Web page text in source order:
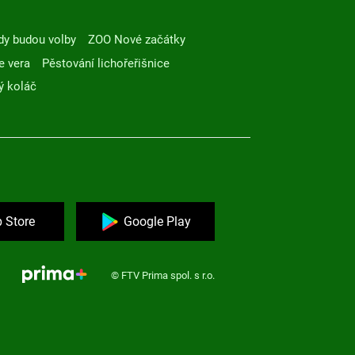
budou volby
ZOO Nové začátky
vera
Pěstování lichořeřišnice
koláč
Store Google Play
© FTV Prima spol. s r.o.